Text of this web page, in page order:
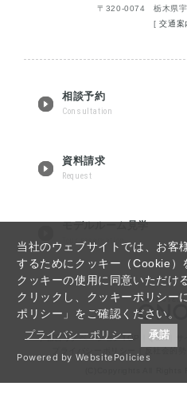
当社のウェブサイトでは、お客
するためにクッキー（Cookie）
クッキーの使用に同意いただけ
クリックし、クッキーポリシー
ポリシー」をご確認ください。
プライバシーポリシー
承諾
Powered by WebsitePolicies
〒320-0074 栃木県宇
[交通案
相談予約
Consultation
資料請求
Request
モデルルーム見学
Tour reservation
宇都宮リノベーションTOP Q&A｜